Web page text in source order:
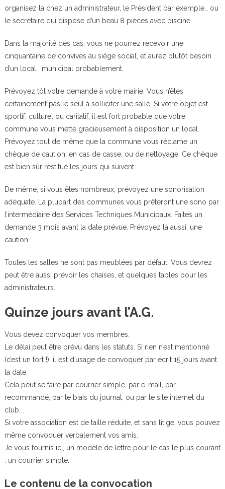
organisez la chez un administrateur, le Président par exemple… ou
le secrétaire qui dispose d’un beau 8 pièces avec piscine.
Dans la majorité des cas, vous ne pourrez recevoir une
cinquantaine de convives au siège social, et aurez plutôt besoin
d’un local… municipal probablement.
Prévoyez tôt votre demande à votre mairie. Vous n’êtes
certainement pas le seul à solliciter une salle. Si votre objet est
sportif, culturel ou caritatif, il est fort probable que votre
commune vous mette gracieusement à disposition un local.
Prévoyez tout de même que la commune vous réclame un
chèque de caution, en cas de casse, ou de nettoyage. Ce chèque
est bien sûr restitué les jours qui suivent.
De même, si vous êtes nombreux, prévoyez une sonorisation
adéquate. La plupart des communes vous prêteront une sono par
l’intermédiaire des Services Techniques Municipaux. Faites un
demande 3 mois avant la date prévue. Prévoyez là aussi, une
caution.
Toutes les salles ne sont pas meublées par défaut. Vous devrez
peut être aussi prévoir les chaises, et quelques tables pour les
administrateurs.
Quinze jours avant l’A.G.
Vous devez convoquer vos membres.
Le délai peut être prévu dans les statuts. Si rien n’est mentionné
(c’est un tort !), il est d’usage de convoquer par écrit 15 jours avant
la date.
Cela peut se faire par courrier simple, par e-mail, par
recommandé, par le biais du journal, ou par le site internet du
club….
Si votre association est de taille réduite, et sans litige, vous pouvez
même convoquer verbalement vos amis.
Je vous fournis ici, un modèle de lettre pour le cas le plus courant
: un courrier simple.
Le contenu de la convocation